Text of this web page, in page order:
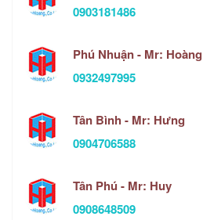
0903181486
Phú Nhuận - Mr: Hoàng
0932497995
Tân Bình - Mr: Hưng
0904706588
Tân Phú - Mr: Huy
0908648509